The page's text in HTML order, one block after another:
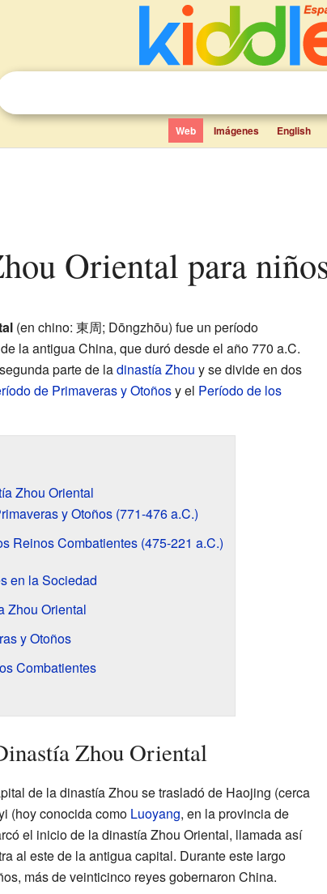
Web Imágenes English
Oriental para
(en chino: 東周; Dōngzhōu) fue un período
la antigua China, que duró desde el año 770 a.C.
parte de ladinastía Zhou y se divide en dos
de Primaveras y Otoñosy el Período de los
Zhou Oriental
y Otoños (771-476 a.C.)
Reinos Combatientes (475-221 a.C.)
en la Sociedad
Zhou Oriental
y Otoños
Combatientes
Zhou Oriental
de la dinastía Zhou se trasladó de Haojing (cerca
(hoy conocida como Luoyang, en la provincia de
el inicio de la dinastía Zhou Oriental, llamada así
al este de la antigua capital. Durante este largo
más de veinticinco reyes gobernaron China.